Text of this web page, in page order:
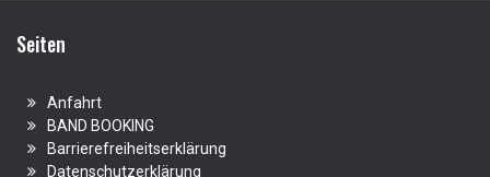
Seiten
Anfahrt
BAND BOOKING
Barrierefreiheitserklärung
Datenschutzerklärung